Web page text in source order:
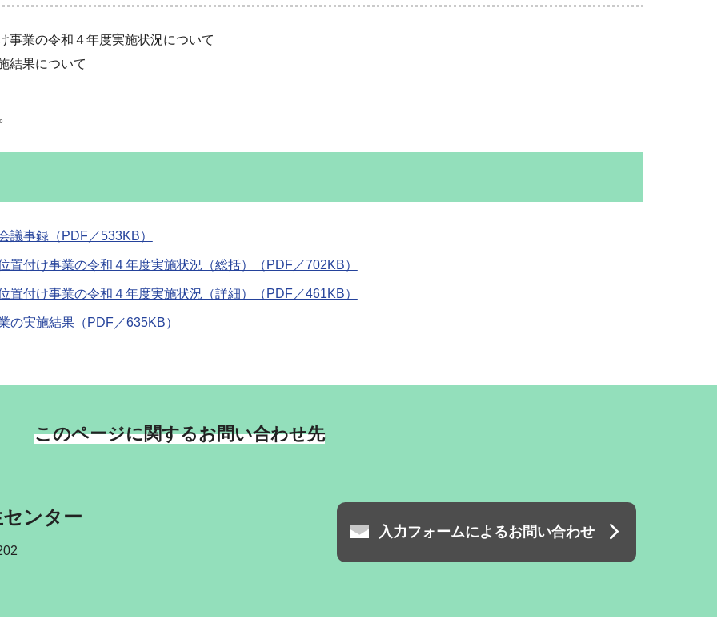
事業の令和４年度実施状況について
結果について
議事録（PDF／533KB）
付け事業の令和４年度実施状況（総括）（PDF／702KB）
付け事業の令和４年度実施状況（詳細）（PDF／461KB）
実施結果（PDF／635KB）
このページに関するお問い合わせ先
ンター
入力フォームによるお問い合わせ